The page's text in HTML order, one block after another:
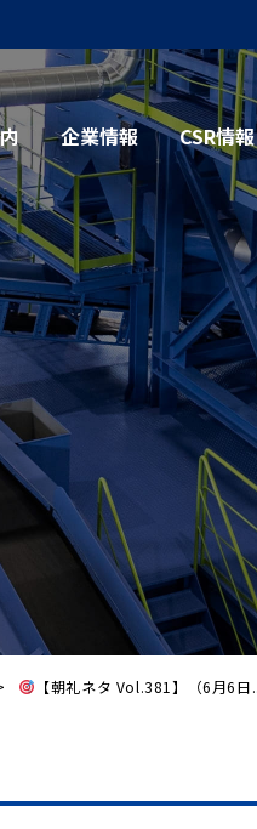
企業情報 CSR情報
【朝礼ネタ Vol.381】（6月6日